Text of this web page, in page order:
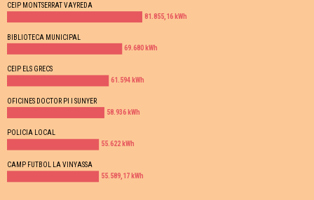
81.855,16 kWh
69.680 kWh
61.594 kWh
58.936 kWh
55.622 kWh
55.589,17 kWh
CEIP MONTSERRAT VAYREDA
BIBLIOTECA MUNICIPAL
CEIP ELS GRECS
OFICINES DOCTOR PI I SUNYER
POLICIA LOCAL
CAMP FUTBOL LA VINYASSA